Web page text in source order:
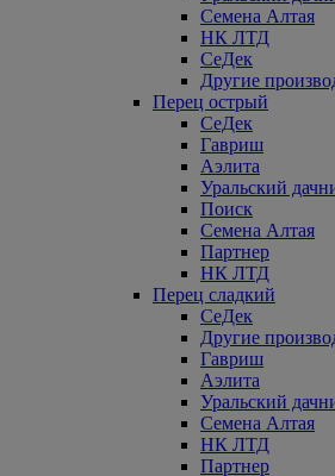
Семена Алтая
НК ЛТД
СеДек
Другие
Перец острый
СеДек
Гавриш
Аэлита
Уральский
Поиск
Семена Алтая
Партнер
НК ЛТД
Перец сладкий
СеДек
Другие
Гавриш
Аэлита
Уральский
Семена Алтая
НК ЛТД
Партнер